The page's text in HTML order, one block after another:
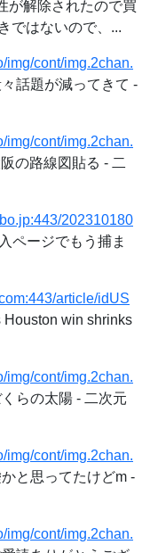
が解除されたので買
ではないので、...
img/cont/img.2chan.
話題が減ってきて -
img/cont/img.2chan.
の路線図貼る - 二
202310180
ページでもう捕ま
article/idUS
win shrinks
img/cont/img.2chan.
らの太陽 - 二次元
img/cont/img.2chan.
と思ってたけどm -
img/cont/img.2chan.